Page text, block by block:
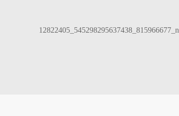
12822405_545298295637438_815966677_n